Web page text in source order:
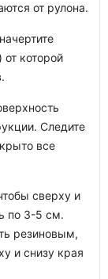
от рулона.
которой
Следите
все
сверху и
по 3-5 см.
резиновым,
и снизу края